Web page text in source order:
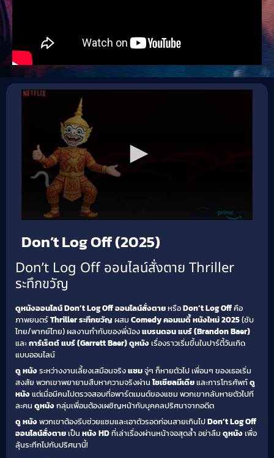
Don’t Log Off (2025)
Don’t Log Off ออนไลน์สั่งตาย Thriller
ระทึกขวัญ
ดูหนังออนไลน์ Don’t Log Off ออนไลน์สั่งตายหรือDon’t Log Offคือ
ภาพยนตร์Thriller ระทึกขวัญ ผสม Comedy คอมเมดี้หนังใหม่ 2025(ซับ
ไทย/พากย์ไทย) ผลงานกำกับของพี่น้องแบรนดอน แบร์ (Brandon Baer)
และการ์เร็ตต์ แบร์ (Garrett Baer)ดูหนังเรื่องราวเริ่มขึ้นในปาร์ตี้วันเกิด
แบบออนไลน์
ดู หนังระหว่างงานเลี้ยงเสมือนจริงแซมจู่ๆ ก็หายตัวไป เพื่อนๆ ของเธอเริ่ม
สงสัย พวกเขาพยายามสืบหาความจริงผ่านโซเชียลมีเดียและการโทรศัพท์ดู
หนังแต่เมื่อมีคนไปตรวจสอบที่อพาร์ตเมนต์ของแซม พวกเขากลับหายตัวไปที
ละคน ดูหนังกลุ่มเพื่อนต้องเผชิญหน้ากับบุคคลปริศนาจากอดีต
ดู หนังพวกเขาต้องรีบช่วยแซมและเอาตัวรอดก่อนสายเกินไปDon’t Log Off
ออนไลน์สั่งตายเป็น หนัง HDที่เล่าเรื่องผ่านหน้าจอสุดล้ำ อย่าลืม ดูหนังเพื่อ
ลุ้นระทึกไปกับปริศนานี้!